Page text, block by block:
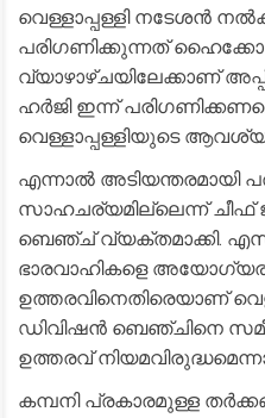
വെള്ളാപ്പള്ളി നടേശൻ
പരിഗണിക്കുന്നത്
വ്യാഴാഴ്ചയിലേക്കാണ്
ഹർജി ഇന്ന്
വെള്ളാപ്പള്ളിയുടെ
എന്നാൽ അടിയന്തരമായി
സാഹചര്യമില്ലെന്ന് ചീഫ്
ബെഞ്ച് വ്യക്തമാക്കി.
ഭാരവാഹികളെ
ഉത്തരവിനെതിരെയാണ്
ഡിവിഷൻ ബെഞ്ചിനെ
ഉത്തരവ്
കമ്പനി പ്രകാരമുള്ള